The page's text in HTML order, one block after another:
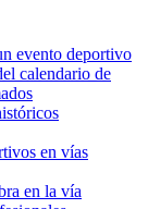
evento deportivo
calendario de
en vías
en la vía